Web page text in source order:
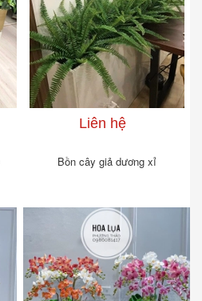
Liên hệ
Bồn cây giả dương xỉ